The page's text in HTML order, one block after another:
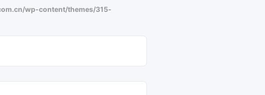
wp-content/themes/315-